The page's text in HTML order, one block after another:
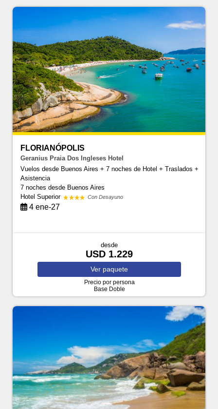
FLORIANÓPOLIS
Geranius Praia Dos Ingleses Hotel
Vuelos desde Buenos Aires + 7 noches de Hotel + Traslados +
Asistencia
7 nochesdesde Buenos Aires
Hotel Superior
Con Desayuno
4 ene-27
desde
USD 1.229
Ver paquete
Precio por persona
Base Doble